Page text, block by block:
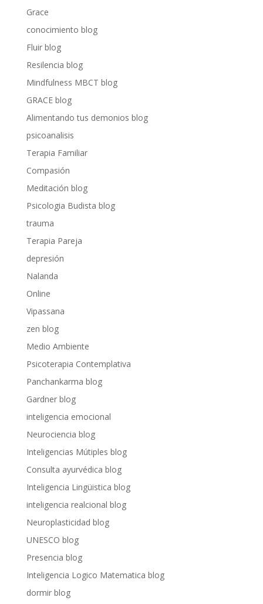
Grace
conocimiento blog
Fluir blog
Resilencia blog
Mindfulness MBCT blog
GRACE blog
Alimentando tus demonios blog
psicoanalisis
Terapia Familiar
Compasión
Meditación blog
Psicologia Budista blog
trauma
Terapia Pareja
depresión
Nalanda
Online
Vipassana
zen blog
Medio Ambiente
Psicoterapia Contemplativa
Panchankarma blog
Gardner blog
inteligencia emocional
Neurociencia blog
Inteligencias Mútiples blog
Consulta ayurvédica blog
Inteligencia Lingüistica blog
inteligencia realcional blog
Neuroplasticidad blog
UNESCO blog
Presencia blog
Inteligencia Logico Matematica blog
dormir blog